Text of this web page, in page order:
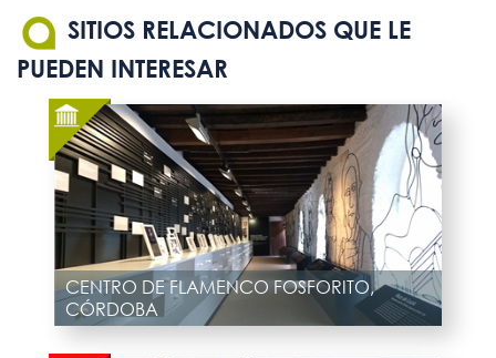
SITIOS RELACIONADOS QUE LE
PUEDEN INTERESAR
CENTRO DE FLAMENCO FOSFORITO,
CÓRDOBA